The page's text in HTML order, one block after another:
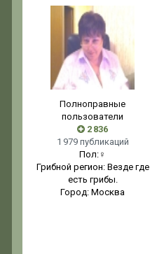
Полноправные
пользователи
2 836
1 979 публикаций
Пол: ♀
Грибной регион: Везде где
есть грибы.
Город: Москва